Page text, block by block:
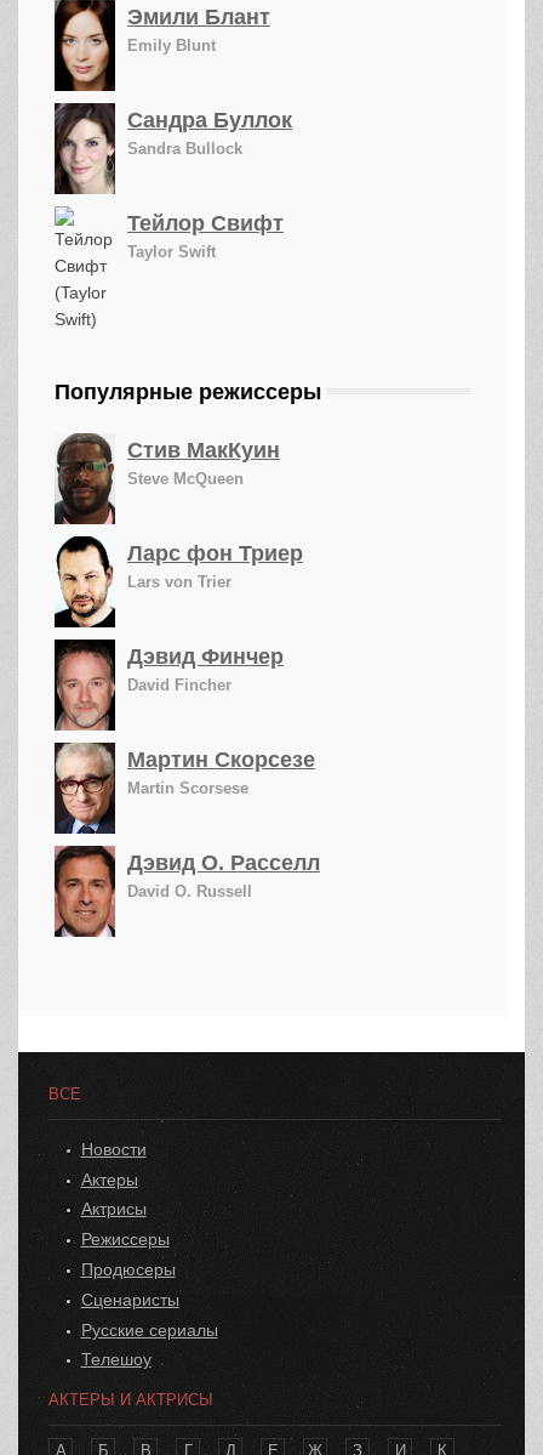
Эмили Блант
Emily Blunt
Сандра Буллок
Sandra Bullock
Тейлор Свифт
Taylor Swift
Популярные режиссеры
Стив МакКуин
Steve McQueen
Ларс фон Триер
Lars von Trier
Дэвид Финчер
David Fincher
Мартин Скорсезе
Martin Scorsese
Дэвид О. Расселл
David O. Russell
ВСЕ
Новости
Актеры
Актрисы
Режиссеры
Продюсеры
Сценаристы
Русские сериалы
Телешоу
АКТЕРЫ И АКТРИСЫ
А Б В Г Д Е Ж З И К